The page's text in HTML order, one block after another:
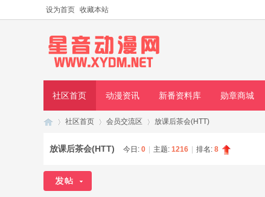
设为首页 收藏本站
社区首页 动漫资讯 新番资料库 勋章商城
星 »
社区首页 会员交流区 放课后茶会(HTT)
放课后茶会(HTT) 今日: 0 主题: 1216 排名: 8